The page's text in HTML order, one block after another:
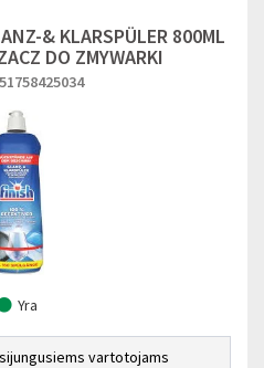
& KLARSPÜLER 800ML
DO ZMYWARKI
Yra
vartotojams